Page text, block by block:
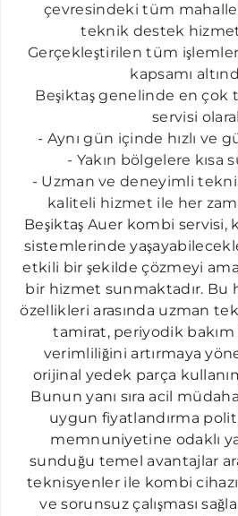
çevresindeki tüm
teknik destek
Gerçekleştirilen tüm
kapsamı
Beşiktaş genelinde en çok
servisi
- Aynı gün içinde hızlı ve
- Yakın bölgelere kısa
- Uzman ve deneyimli
kaliteli hizmet ile her
BeşiktaşAuer kombi servisi,
sistemlerinde
etkili bir şekilde çözmeyi
bir hizmet sunmaktadır. Bu
özellikleri arasında uzman
tamirat, periyodik bakım
verimliliğini artırmaya
orijinal yedek parça
Bunun yanı sıra acil
uygun fiyatlandırma
memnuniyetine odaklı
sunduğu temel avantajlar
teknisyenler ile kombi
ve sorunsuz çalışması
ÇELIKTEPE AUER
CENNET AUER
CIHANGIR AUER
ELMADAĞ AUER
DIKILITAŞ AUER
FERIKÖY AUER
FULYA AUER
GÜLTEPE AUER
GÖZTEPE AUER
HALICIĞLU AUER
İSTINYE AUER
KURTULUŞ AUER
MASLAK AUER
MERTER AUER
OKMEYDANI AUER
OSMANBEY AUER